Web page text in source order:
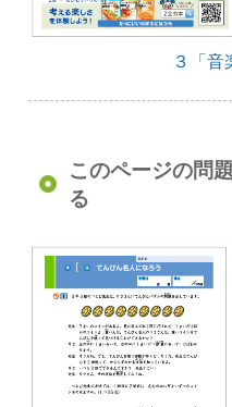
３「音
このページの問
る